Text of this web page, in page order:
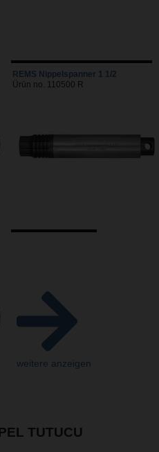
REMS Nippelspanner 1 1/2
Ürün no. 110500 R
weitere anzeigen
TUTUCU